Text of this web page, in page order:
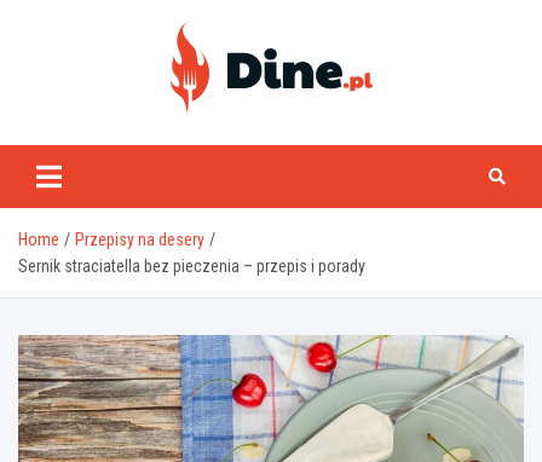
www.dine.pl
Home
Przepisy na desery
Sernik straciatella bez pieczenia – przepis i porady